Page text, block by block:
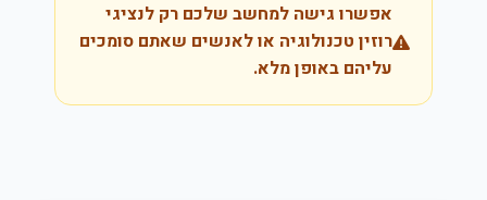
אפשרו גישה למחשב שלכם רק לנציגי
רוזין טכנולוגיה או לאנשים שאתם סומכים
עליהם באופן מלא.